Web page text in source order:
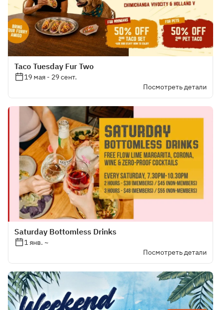
Taco Tuesday Fur Two
19 мая - 29 сент.
Посмотреть детали
Saturday Bottomless Drinks
1 янв. ~
Посмотреть детали